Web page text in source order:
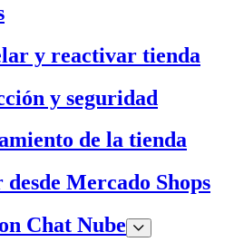
y reactivar tienda
y seguridad
de la tienda
Mercado Shops
Chat Nube